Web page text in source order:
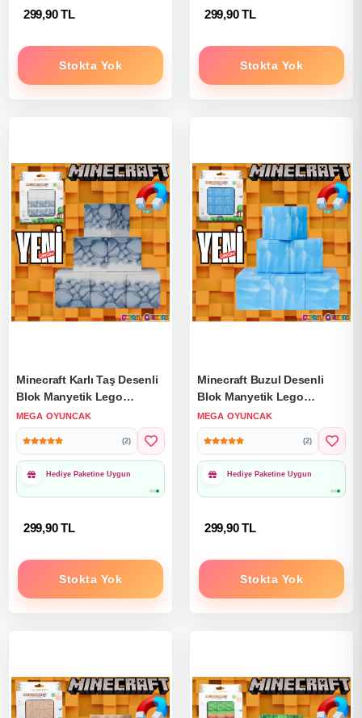
299,90 TL
Stokta Yok
299,90 TL
Stokta Yok
Minecraft Karlı Taş Desenli
Blok Manyetik Lego
Minecraft Manyetik Lego
Minecraft Lego Megnetic
Blocks
MEGA OYUNCAK
(2)
1000₺ Üzeri Ücretsiz
Kargo
299,90 TL
Stokta Yok
Minecraft Buzul Desenli
Blok Manyetik Lego
Minecraft Manyetik Lego
Minecraft Lego Megacraft
Lego Seti Megnetic Blocks
MEGA OYUNCAK
(2)
1000₺ Üzeri Ücretsiz
Kargo
299,90 TL
Stokta Yok